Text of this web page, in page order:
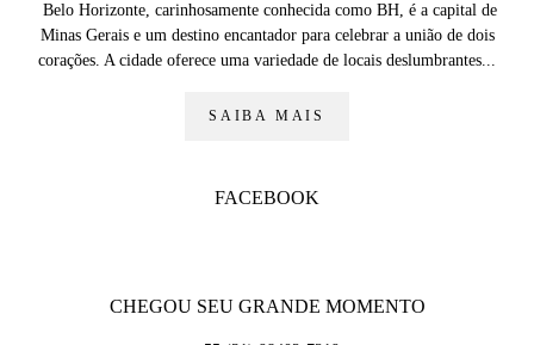
Belo Horizonte, carinhosamente conhecida como BH, é a capital de
Minas Gerais e um destino encantador para celebrar a união de dois
corações. A cidade oferece uma variedade de locais deslumbrantes...
SAIBA MAIS
FACEBOOK
CHEGOU SEU GRANDE MOMENTO